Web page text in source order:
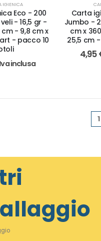
IGIENICA
Eco - 200
- 16,5 gr -
cm - 9,8 cm x
- pacco 10
Iva inclusa
Carta
Jumbo - 2
cm x
25,5 cm
4,95
1